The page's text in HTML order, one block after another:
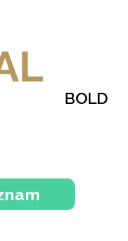
BOLD